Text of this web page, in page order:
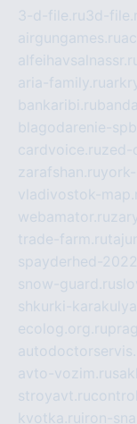
3-d-file.ru3d-
airgungames.ru
aria-family.ru
bankaribi.ru
blagodarenie-
cardvoice.ruzed-
zarafshan.ru
vladivostok-
webamator.ru
trade-farm.ru
spayderhed-
snow-guard.ru
shkurki-
ecolog.org.ru
avto-vozim.ru
stroyavt.ru
kvotka.ru iron-